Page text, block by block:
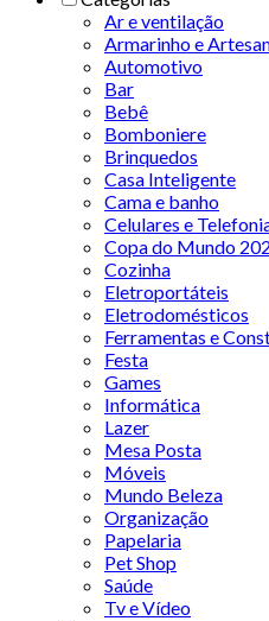
Ar e ventilação
Armarinho e
Automotivo
Bar
Bebê
Bomboniere
Brinquedos
Casa Inteligente
Cama e banho
Celulares e
Copa do Mundo
Cozinha
Eletroportáteis
Eletrodomésticos
Ferramentas e
Festa
Games
Informática
Lazer
Mesa Posta
Móveis
Mundo Beleza
Organização
Papelaria
Pet Shop
Saúde
Tv e Vídeo